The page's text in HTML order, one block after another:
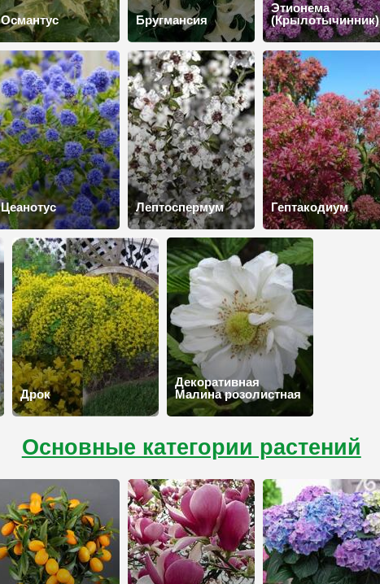
Османтус Бругмансия
Этионема
(Крылотычинник)
Цеанотус Лептоспермум Гептакодиум
Дрок
Декоративная
Малина розолистная
Основные категории растений